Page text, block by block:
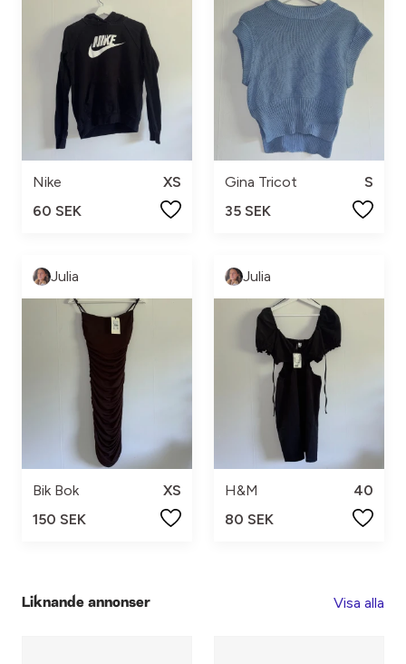
Nike
XS
60 SEK
Gina Tricot
S
35 SEK
Julia
Bik Bok
XS
150 SEK
Julia
H&M
40
80 SEK
Liknande annonser Visa alla